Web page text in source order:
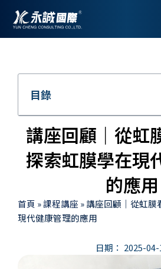
目錄
講座回顧｜從虹
探索虹膜學在現
的應用
首頁 »課程講座 »講座回顧｜從虹膜
現代健康管理的應用
日期： 2025-